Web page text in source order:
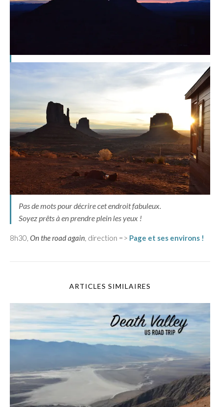
Pas de mots pour décrire cet endroit fabuleux.
Soyez prêts à en prendre plein les yeux !
8h30, On the road again, direction => Page et ses environs !
ARTICLES SIMILAIRES